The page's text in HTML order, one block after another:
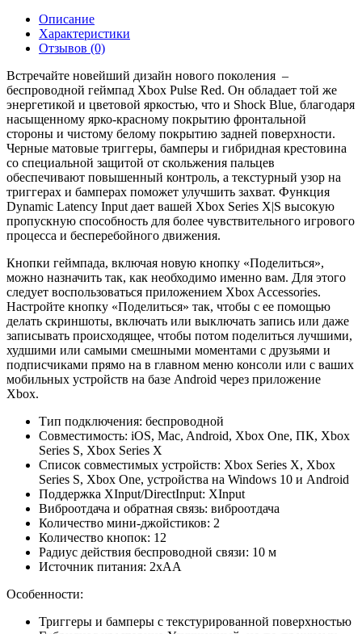
Описание
Характеристики
Отзывов (0)
Встречайте новейший дизайн нового поколения –
беспроводной геймпад Xbox Pulse Red. Он обладает той же
энергетикой и цветовой яркостью, что и Shock Blue, благодаря
насыщенному ярко-красному покрытию фронтальной
стороны и чистому белому покрытию задней поверхности.
Черные матовые триггеры, бамперы и гибридная крестовина
со специальной защитой от скольжения пальцев
обеспечивают повышенный контроль, а текстурный узор на
триггерах и бамперах поможет улучшить захват. Функция
Dynamic Latency Input дает вашей Xbox Series X|S высокую
пропускную способность для более чувствительного игрового
процесса и бесперебойного движения.
Кнопки геймпада, включая новую кнопку «Поделиться»,
можно назначить так, как необходимо именно вам. Для этого
следует воспользоваться приложением Xbox Accessories.
Настройте кнопку «Поделиться» так, чтобы с ее помощью
делать скриншоты, включать или выключать запись или даже
записывать происходящее, чтобы потом поделиться лучшими,
худшими или самыми смешными моментами с друзьями и
подписчиками прямо на в главном меню консоли или с ваших
мобильных устройств на базе Android через приложение
Xbox.
Тип подключения: беспроводной
Совместимость: iOS, Mac, Android, Xbox One, ПК, Xbox
Series S, Xbox Series X
Список совместимых устройств: Xbox Series X, Xbox
Series S, Xbox One, устройства на Windows 10 и Android
Поддержка XInput/DirectInput: XInput
Виброотдача и обратная связь: виброотдача
Количество мини-джойстиков: 2
Количество кнопок: 12
Радиус действия беспроводной связи: 10 м
Источник питания: 2xAA
Особенности:
Триггеры и бамперы с текстурированной поверхностью